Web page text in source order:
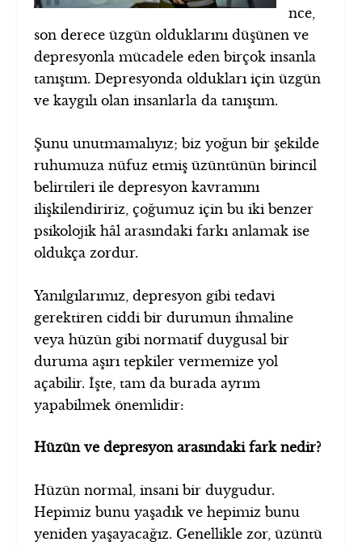
nce,
son derece üzgün olduklarını düşünen ve
depresyonla mücadele eden birçok insanla
tanıştım. Depresyonda oldukları için üzgün
ve kaygılı olan insanlarla da tanıştım.
Şunu unutmamalıyız; biz yoğun bir şekilde
ruhumuza nüfuz etmiş üzüntünün birincil
belirtileri ile depresyon kavramını
ilişkilendiririz, çoğumuz için bu iki benzer
psikolojik hâl arasındaki farkı anlamak ise
oldukça zordur.
Yanılgılarımız, depresyon gibi tedavi
gerektiren ciddi bir durumun ihmaline
veya hüzün gibi normatif duygusal bir
duruma aşırı tepkiler vermemize yol
açabilir. İşte, tam da burada ayrım
yapabilmek önemlidir:
Hüzün ve depresyon arasındaki fark nedir?
Hüzün normal, insani bir duygudur.
Hepimiz bunu yaşadık ve hepimiz bunu
yeniden yaşayacağız. Genellikle zor, üzüntü